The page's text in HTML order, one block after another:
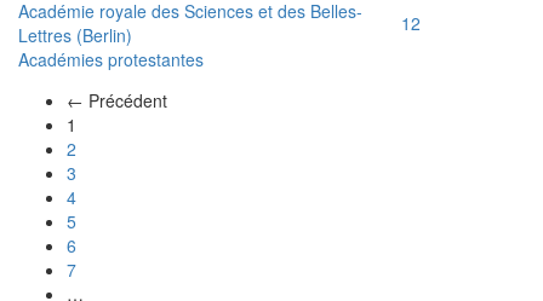
Académie royale des Sciences et des Belles-
Lettres (Berlin)
12
Académies protestantes
← Précédent
1
2
3
4
5
6
7
…